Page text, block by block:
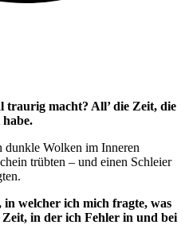
traurig macht? All’ die Zeit, die
dunkle Wolken im Inneren
trübten – und einen Schleier
welcher ich mich fragte, was
in der ich Fehler in und bei